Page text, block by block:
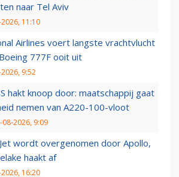
naar Tel Aviv
11:10
Airlines voert langste vrachtvlucht
777F ooit uit
9:52
hakt knoop door: maatschappij gaat
nemen van A220-100-vloot
08-2026, 9:09
wordt overgenomen door Apollo,
haakt af
16:20